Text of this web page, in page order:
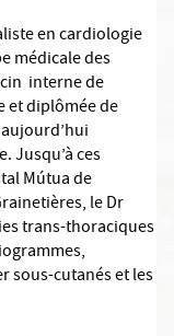
en cardiologie
médicale des
interne de
et diplômée de
Jusqu’à ces
Mútua de
le Dr
trans-thoraciques
sous-cutanés et les